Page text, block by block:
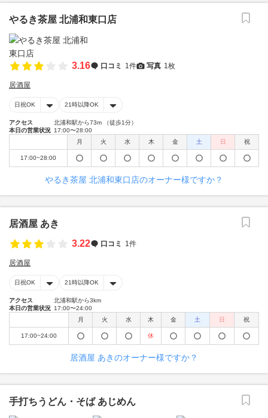
やるき茶屋 北浦和東口店
3.16 口コミ 1件 写真 1枚
居酒屋
日祝OK 21時以降OK
アクセス
北浦和駅から73m （徒歩1分）
本日の営業状況 17:00〜28:00
月
火 水 木 金 土 日 祝
17:00~28:00
やるき茶屋 北浦和東口店のオーナー様ですか？
居酒屋 あき
3.22
口コミ 1件
居酒屋
日祝OK 21時以降OK
アクセス
北浦和駅から3km
本日の営業状況 17:00〜24:00
月
火 水 木 金 土 日 祝
17:00~24:00 休
居酒屋 あきのオーナー様ですか？
手打ちうどん・そば あじめん